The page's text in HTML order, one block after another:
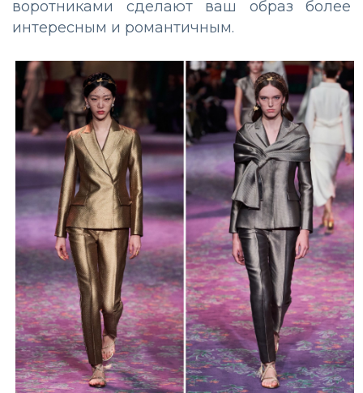
воротниками сделают ваш образ более
интересным и романтичным.